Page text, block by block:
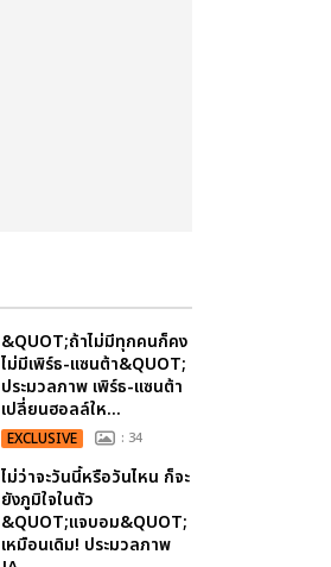
&QUOT;ถ้าไม่มีทุกคนก็คง
ไม่มีเพิร์ธ-แซนต้า&QUOT;
ประมวลภาพ เพิร์ธ-แซนต้า
เปลี่ยนฮอลล์ให...
EXCLUSIVE : 34
ไม่ว่าจะวันนี้หรือวันไหน ก็จะ
ยังภูมิใจในตัว
&QUOT;แจบอม&QUOT;
เหมือนเดิม! ประมวลภาพ